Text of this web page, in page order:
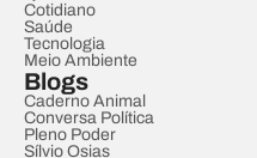
Cotidiano
Saúde
Tecnologia
Meio Ambiente
Blogs
Caderno Animal
Conversa Política
Pleno Poder
Sílvio Osias